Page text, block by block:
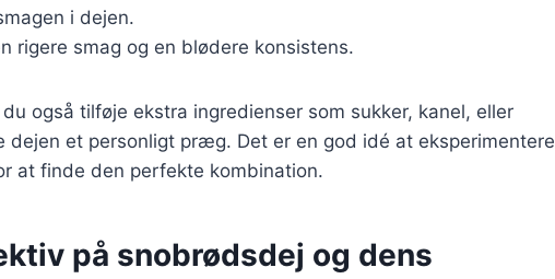
i dejen.
rigere smag og en blødere konsistens.
også tilføje ekstra ingredienser som sukker, kanel, eller
dejen et personligt præg. Det er en god idé at eksperimentere
at finde den perfekte kombination.
på snobrødsdej og dens